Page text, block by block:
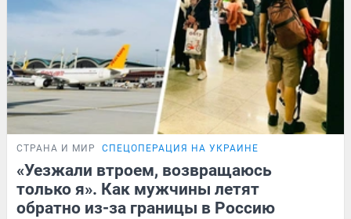
СТРАНА И МИР СПЕЦОПЕРАЦИЯ НА УКРАИНЕ
«Уезжали втроем, возвращаюсь
только я». Как мужчины летят
обратно из-за границы в Россию